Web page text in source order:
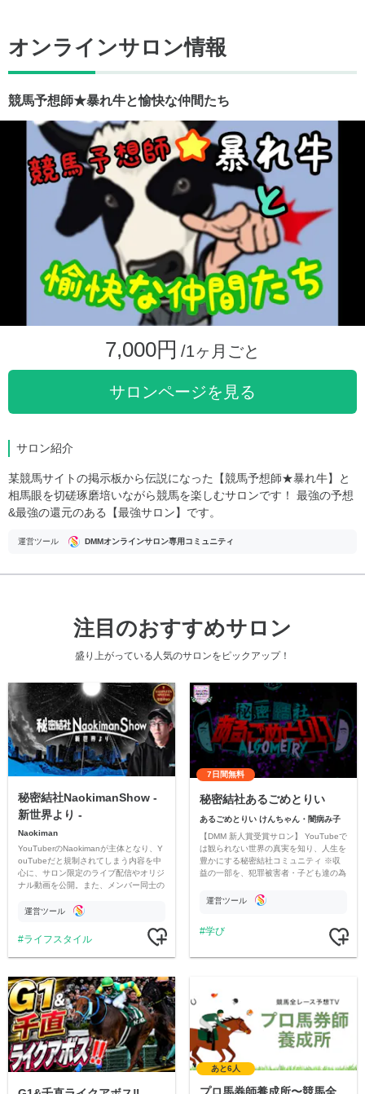
オンラインサロン情報
競馬予想師★暴れ牛と愉快な仲間たち
7,000円 /1ヶ月ごと
サロンページを見る
サロン紹介
某競馬サイトの掲示板から伝説になった【競馬予想師★暴れ牛】と
相馬眼を切磋琢磨培いながら競馬を楽しむサロンです！ 最強の予想
&最強の還元のある【最強サロン】です。
運営ツール DMMオンラインサロン専用コミュニティ
注目のおすすめサロン
盛り上がっている人気のサロンをピックアップ！
秘密結社NaokimanShow -
新世界より -
Naokiman
YouTuberのNaokimanが主体となり、Y
ouTubeだと規制されてしまう内容を中
心に、サロン限定のライブ配信やオリジ
ナル動画を公開。また、メンバー同士の
ただいています。
運営ツール
ライフスタイル
7日間無料
秘密結社あるごめとりい
あるごめとりい けんちゃん・闇病み子
【DMM 新人賞受賞サロン】 YouTubeで
は観られない世界の真実を知り、人生を
豊かにする秘密結社コミュニティ ※収
益の一部を、犯罪被害者・子ども達の為
す運営ツール
学び
あと6人